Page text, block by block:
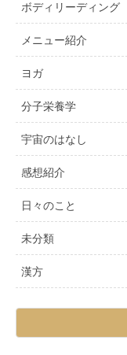
ボディリーディング
メニュー紹介
ヨガ
分子栄養学
宇宙のはなし
感想紹介
日々のこと
未分類
漢方